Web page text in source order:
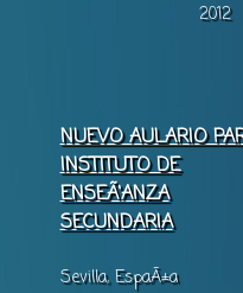
2012
NUEVO AULARIO
INSTITUTO DE
ENSEÃ‘ANZA
SECUNDARIA
Sevilla, EspaÃ±a